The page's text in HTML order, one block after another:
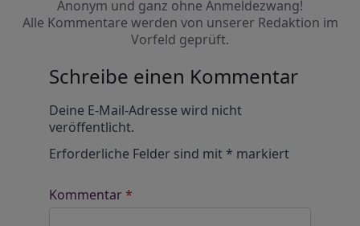
Anonym und ganz ohne Anmeldezwang!
Alle Kommentare werden von unserer Redaktion im
Vorfeld geprüft.
Schreibe einen Kommentar
Deine E-Mail-Adresse wird nicht
veröffentlicht.
Erforderliche Felder sind mit* markiert
Kommentar*